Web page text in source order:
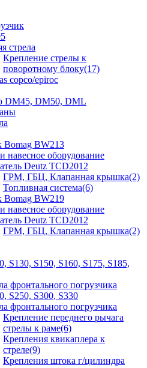
стрела
Крепление стрелы к
поворотному блоку(17)
copco/epiroc
DM45, DM50, DML
Bomag BW213
навесное оборудование
Deutz TCD2012
ГРМ, ГБЦ, Клапанная крышка(2)
Топливная система(6)
Bomag BW219
навесное оборудование
Deutz TCD2012
ГРМ, ГБЦ, Клапанная крышка(2)
S130, S150, S160, S175, S185,
фронтального погрузчика
S250, S300, S330
фронтального погрузчика
Крепление переднего рычага
стрелы к раме(6)
Крепления квикаплера к
стреле(9)
Крепления штока г/цилиндра